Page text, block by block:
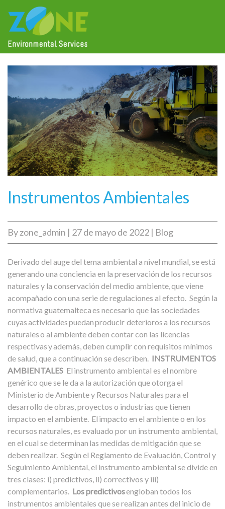
Instrumentos Ambientales
Byzone_admin | 27 de mayo de 2022 | Blog
Derivado del auge del tema ambiental a nivel mundial, se está
generando una conciencia en la preservación de los recursos
naturales y la conservación del medio ambiente, que viene
acompañado con una serie de regulaciones al efecto. Según la
normativa guatemalteca es necesario que las sociedades
cuyas actividades puedan producir deterioros a los recursos
naturales o al ambiente deben contar con las licencias
respectivas y además, deben cumplir con requisitos mínimos
de salud, que a continuación se describen. INSTRUMENTOS
AMBIENTALES El instrumento ambiental es el nombre
genérico que se le da a la autorización que otorga el
Ministerio de Ambiente y Recursos Naturales para el
desarrollo de obras, proyectos o industrias que tienen
impacto en el ambiente. El impacto en el ambiente o en los
recursos naturales, es evaluado por un instrumento ambiental,
en el cual se determinan las medidas de mitigación que se
deben realizar. Según el Reglamento de Evaluación, Control y
Seguimiento Ambiental, el instrumento ambiental se divide en
tres clases: i) predictivos, ii) correctivos y iii)
complementarios. Los predictivosengloban todos los
instrumentos ambientales que se realizan antes del inicio de